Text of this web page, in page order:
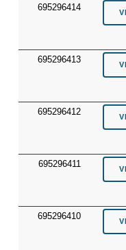
695296414
695296413
695296412
695296411
695296410